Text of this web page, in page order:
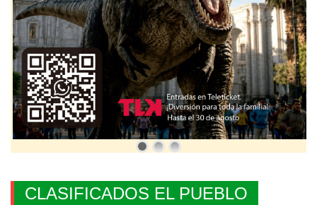
CLASIFICADOS EL PUEBLO